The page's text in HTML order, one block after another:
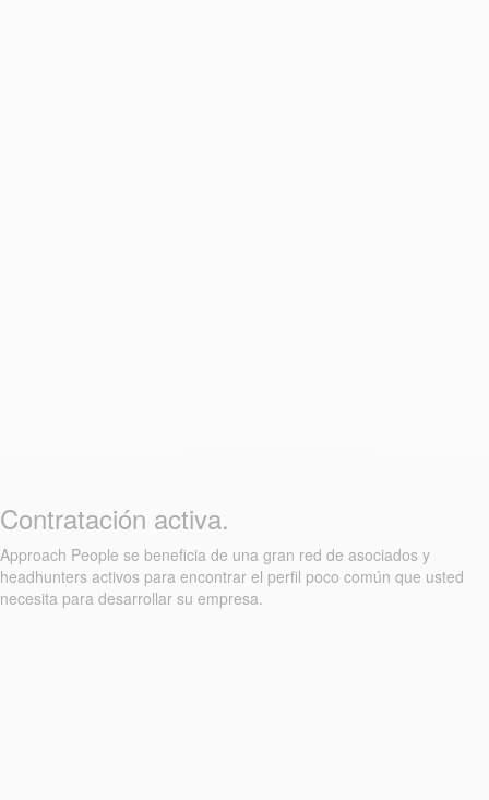
Contratación activa.
Approach People se beneficia de una gran red de asociados y
headhunters activos para encontrar el perfil poco común que usted
necesita para desarrollar su empresa.